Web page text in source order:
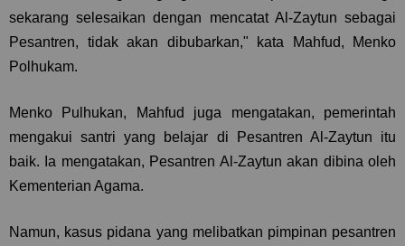
sekarang selesaikan dengan mencatat Al-Zaytun sebagai
Pesantren, tidak akan dibubarkan," kata Mahfud, Menko
Polhukam.
Menko Pulhukan, Mahfud juga mengatakan, pemerintah
mengakui santri yang belajar di Pesantren Al-Zaytun itu
baik. Ia mengatakan, Pesantren Al-Zaytun akan dibina oleh
Kementerian Agama.
Namun, kasus pidana yang melibatkan pimpinan pesantren